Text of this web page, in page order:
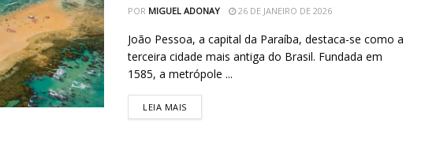
POR MIGUEL ADONAY 26 DE JANEIRO DE 2026
João Pessoa, a capital da Paraíba, destaca-se como a
terceira cidade mais antiga do Brasil. Fundada em
1585, a metrópole ...
LEIA MAIS